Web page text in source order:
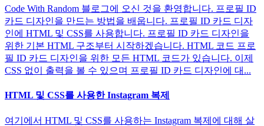
Code With Random 블로그에 오신 것을 환영합니다. 프로필 ID
카드 디자인을 만드는 방법을 배웁니다. 프로필 ID 카드 디자
인에 HTML 및 CSS를 사용합니다. 프로필 ID 카드 디자인을
위한 기본 HTML 구조부터 시작하겠습니다. HTML 코드 프로
필 ID 카드 디자인을 위한 모든 HTML 코드가 있습니다. 이제
CSS 없이 출력을 볼 수 있으며 프로필 ID 카드 디자인에 대...
HTML 및 CSS를 사용한 Instagram 복제
여기에서 HTML 및 CSS를 사용하는 Instagram 복제에 대해 살